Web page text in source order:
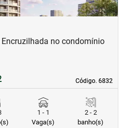
Código. 6832
Código. 6832
no condomínio
1 - 1
Vaga(s)
2 - 2
banho(s)